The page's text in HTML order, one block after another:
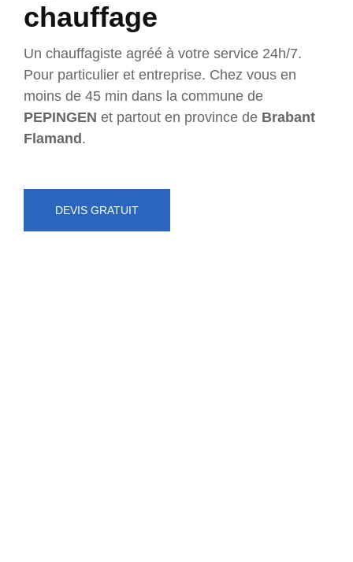
chauffage
Un chauffagiste agréé à votre service 24h/7.
Pour particulier et entreprise. Chez vous en
moins de 45 min dans la commune de
PEPINGEN et partout en province de Brabant
Flamand .
DEVIS GRATUIT